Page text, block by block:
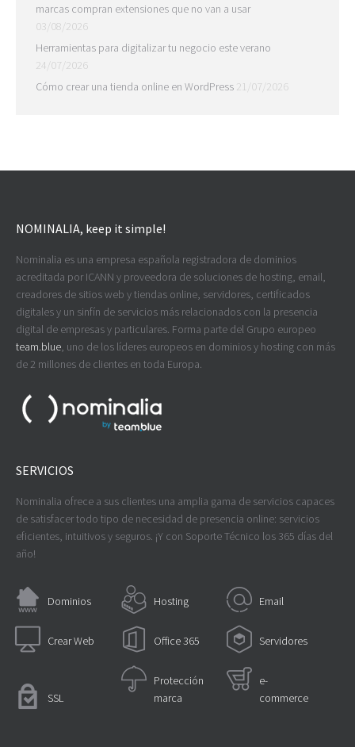
marcas compran extensiones que no van a usar
03/08/2026
Herramientas para digitalizar tu negocio este verano
24/07/2026
Cómo crear una tienda online en WordPress 21/07/2026
NOMINALIA, keep it simple!
Nominalia es una empresa española registradora de dominios
acreditada por ICANN y proveedora de soluciones de hosting, email,
creadores de sitios web y tiendas online, servidores, certificados
digitales y un sinfín de servicios más relacionados con la presencia
digital de empresas y particulares. Forma parte del Grupo europeo
team.blue, uno de los líderes europeos en dominios y hosting con más
de 2 millones de clientes en toda Europa.
SERVICIOS
Nominalia ofrece a sus clientes una amplia gama de servicios capaces
de satisfacer todo tipo de necesidad de presencia online: servicios
eficientes, intuitivos y seguros. ¡Y con Soporte Técnico los 365 días del
año!
Dominios Hosting Email
Crear Web Office 365 Servidores
SSL
Protección
marca
e-
commerce